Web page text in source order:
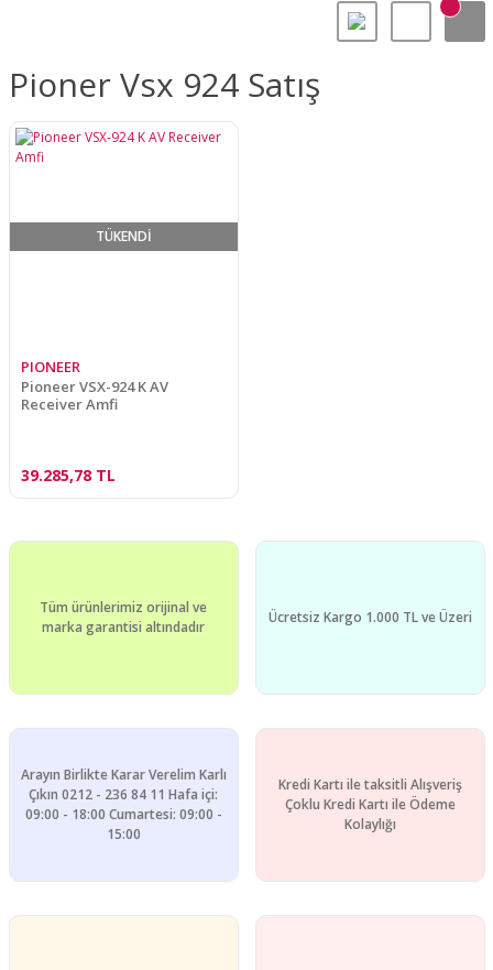
Pioner Vsx 924 Satış
TÜKENDİ
PIONEER
Pioneer VSX-924 K AV
Receiver Amfi
39.285,78 TL
Tüm ürünlerimiz orijinal ve
marka garantisi altındadır
Ücretsiz Kargo 1.000 TL ve Üzeri
Arayın Birlikte Karar Verelim Karlı
Çıkın 0212 - 236 84 11 Hafa içi:
09:00 - 18:00 Cumartesi: 09:00 -
15:00
Kredi Kartı ile taksitli Alışveriş
Çoklu Kredi Kartı ile Ödeme
Kolaylığı